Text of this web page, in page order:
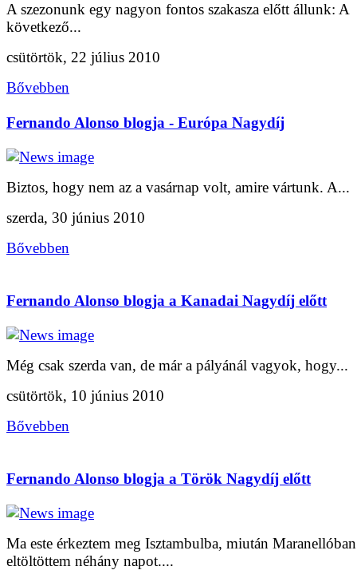
A szezonunk egy nagyon fontos szakasza előtt állunk: A
következő...
csütörtök, 22 július 2010
Bővebben
Fernando Alonso blogja - Európa Nagydíj
Biztos, hogy nem az a vasárnap volt, amire vártunk. A...
szerda, 30 június 2010
Bővebben
Fernando Alonso blogja a Kanadai Nagydíj előtt
Még csak szerda van, de már a pályánál vagyok, hogy...
csütörtök, 10 június 2010
Bővebben
Fernando Alonso blogja a Török Nagydíj előtt
Ma este érkeztem meg Isztambulba, miután Maranellóban
eltöltöttem néhány napot....